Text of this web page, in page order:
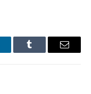
Tumblr Email